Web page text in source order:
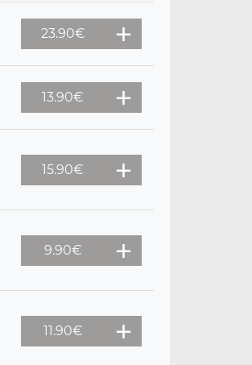
23.90€
13.90€
15.90€
9.90€
11.90€